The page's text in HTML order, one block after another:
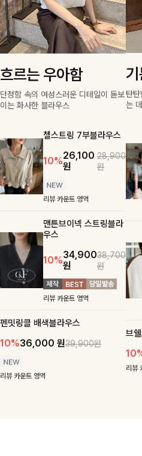
흐르는 우아함
단정함 속의 여성스러운 디테일이 돋보
이는 화사한 블라우스
첼스트링 7부블라우스
10%26,100
원
28,900
원
리뷰 카운트 영역
맨튼브이넥 스트링블라
우스
10%34,900
원
38,700
원
리뷰 카운트 영역
펜밋링클 배색블라우스
10%36,000 원39,900원
리뷰 카운트 영역
탄
는
브
리뷰